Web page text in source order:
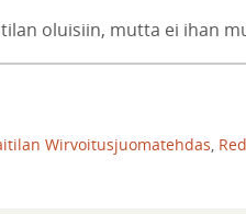
oluisiin, mutta ei ihan
Wirvoitusjuomatehdas